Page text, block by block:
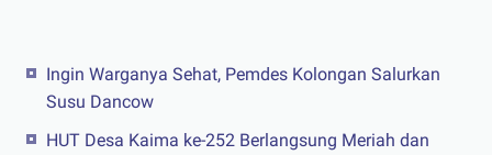
Ingin Warganya Sehat, Pemdes Kolongan Salurkan
Susu Dancow
HUT Desa Kaima ke-252 Berlangsung Meriah dan